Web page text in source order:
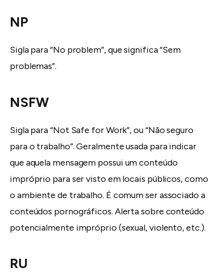
NP
Sigla para “No problem”, que significa “Sem
problemas”.
NSFW
Sigla para “Not Safe for Work”, ou “Não seguro
para o trabalho”. Geralmente usada para indicar
que aquela mensagem possui um conteúdo
impróprio para ser visto em locais públicos, como
o ambiente de trabalho. É comum ser associado a
conteúdos pornográficos. Alerta sobre conteúdo
potencialmente impróprio (sexual, violento, etc.).
RU